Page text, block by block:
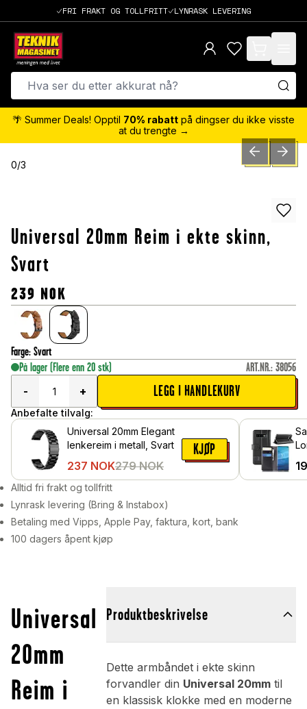
FRI FRAKT OG TOLLFRITT LYNRASK LEVERING
items in cart,
🌴 Summer Deals! Opptil 70% rabatt på dingser du ikke visste
at du trengte →
0/3 PREVIOUSNEXT
Universal 20mm Reim i ekte skinn,
Svart
239 NOK
Farge: Svart
På lager (Flere enn 20 stk) ART.NR.: 38056
-
+ LEGG I HANDLEKURV
Anbefalte tilvalg:
Universal 20mm Elegant
lenkereim i metall, Svart
237 NOK279 NOK
KJØP
Alltid fri frakt og tollfritt
Lynrask levering (Bring & Instabox)
Betaling med Vipps, Apple Pay, faktura, kort, bank
100 dagers åpent kjøp
Universal
20mm
Reim i
Produktbeskrivelse
Dette armbåndet i ekte skinn
forvandler din Universal 20mmtil
en klassisk klokke med en moderne